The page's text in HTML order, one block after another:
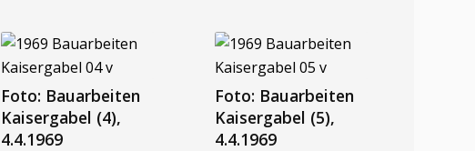
Foto: Bauarbeiten
Kaisergabel (4),
4.4.1969
Foto: Bauarbeiten
Kaisergabel (5),
4.4.1969